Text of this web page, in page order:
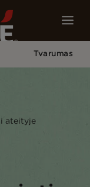
Tvarumas
ateityje